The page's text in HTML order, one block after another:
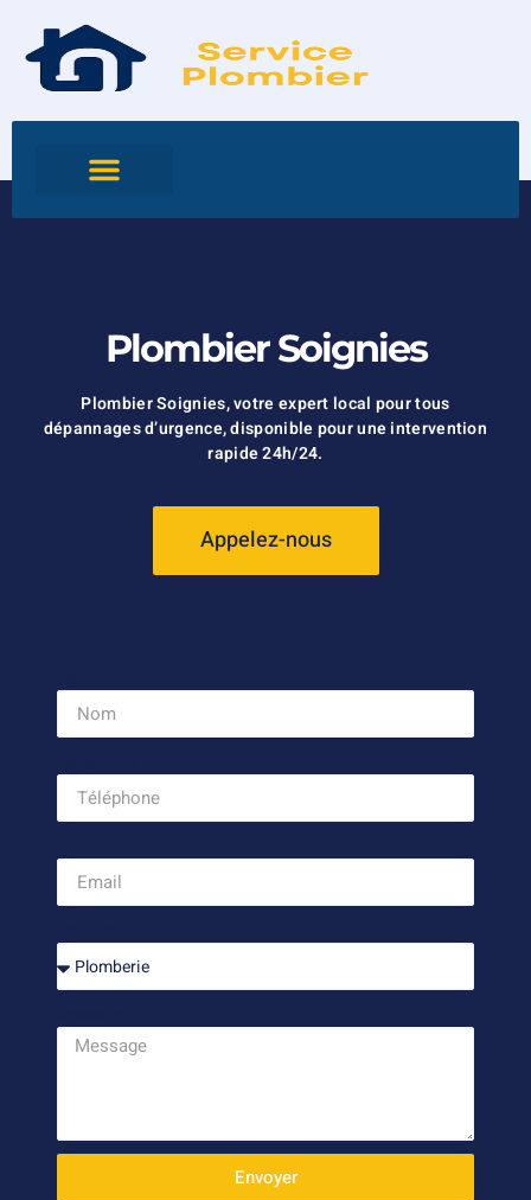
Plombier Soignies
Plombier Soignies, votre expert local pour tous
dépannages d’urgence, disponible pour une intervention
rapide 24h/24.
Appelez-nous
Envoyer